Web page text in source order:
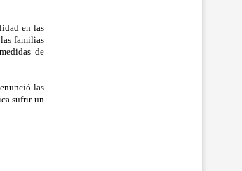
en las
familias
de
las
sufrir un